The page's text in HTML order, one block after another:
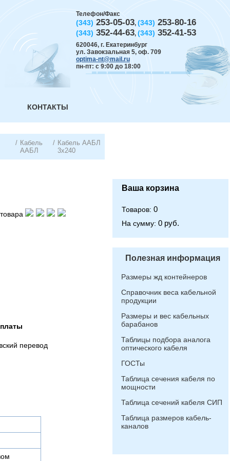
Телефон/Факс
(343) 253-05-03, (343) 253-80-16
(343) 352-44-63, (343) 352-41-53
620046, г. Екатеринбург
ул. Завокзальная 5, оф. 709
optima-nt@mail.ru
пн-пт: с 9:00 до 18:00
КОНТАКТЫ
/ Кабель
ААБЛ
/ Кабель ААБЛ
3х240
перевод
Ваша корзина
Товаров: 0
На сумму: 0 руб.
Полезная информация
Размеры жд контейнеров
Справочник веса кабельной
продукции
Размеры и вес кабельных
барабанов
Таблицы подбора аналога
оптического кабеля
ГОСТы
Таблица сечения кабеля по
мощности
Таблица сечений кабеля СИП
Таблица размеров кабель-
каналов